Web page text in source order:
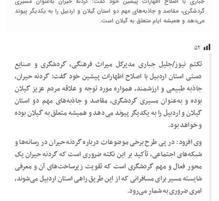
گردشگری، مقاصد و جاذبه‌های مهم دو استان گیلان و اردبیل را به یکدیگر پیوند
می‌دهد و همیشه ایام متعلق به گیلان است.
۵۲
تکتم نیوز/جلیل جباری مدیرکل میراث فرهنگی، گردشگری و صنایع
دستی استان اردبیل با اصلاح اظهارات پیشین خود گفت: گردنه حیران،
جاذبه طبیعی و ارزشمند، همواره مورد توجه و علاقه مردم عزیز گیلان
بوده و به‌عنوان مسیری گردشگری، مقاصد و جاذبه‌های مهم دو استان
گیلان و اردبیل را به یکدیگر پیوند می‌دهد و همیشه متعلق به گیلان بوده
و خواهد بود.
وی افزود: در پی طرح برخی موضوعات درباره گردنه حیران در رسانه‌ها و
شبکه‌های اجتماعی، تأکید بر این نکته ضروری است که گردنه حیران یک
محور فعال و مهم گردشگری است که تقویت زیرساخت‌های آن و معرفی
شایسته مسیر برای مسافرانی که از این طریق راهی استان اردبیل می‌شوند،
امری ضروری به شمار می‌رود.